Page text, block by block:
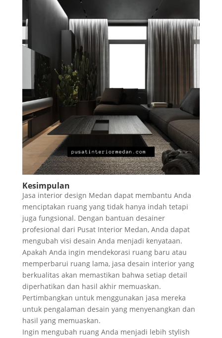
Kesimpulan
Jasa interior design Medan dapat membantu Anda
menciptakan ruang yang tidak hanya indah tetapi
juga fungsional. Dengan bantuan desainer
profesional dari Pusat Interior Medan, Anda dapat
mengubah visi desain Anda menjadi kenyataan.
Apakah Anda ingin mendekorasi ruang baru atau
memperbarui ruang lama, jasa desain interior yang
berkualitas akan memastikan bahwa setiap detail
diperhatikan dan hasil akhir memuaskan.
Pertimbangkan untuk menggunakan jasa mereka
untuk pengalaman desain yang menyenangkan dan
hasil yang memuaskan.
Ingin mengubah ruang Anda menjadi lebih stylish